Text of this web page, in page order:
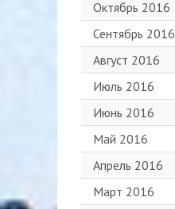
Октябрь 2016
Сентябрь 2016
Август 2016
Июль 2016
Июнь 2016
Май 2016
Апрель 2016
Март 2016